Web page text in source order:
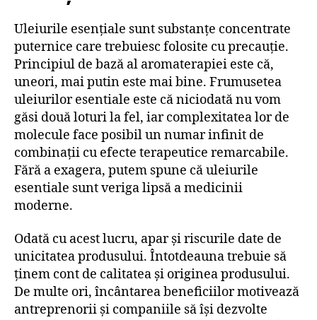
Uleiurile esențiale sunt substanțe concentrate
puternice care trebuiesc folosite cu precauție.
Principiul de bază al aromaterapiei este că,
uneori, mai putin este mai bine. Frumusetea
uleiurilor esentiale este că niciodată nu vom
găsi două loturi la fel, iar complexitatea lor de
molecule face posibil un numar infinit de
combinații cu efecte terapeutice remarcabile.
Fără a exagera, putem spune că uleiurile
esentiale sunt veriga lipsă a medicinii
moderne.
Odată cu acest lucru, apar și riscurile date de
unicitatea produsului. Întotdeauna trebuie să
ținem cont de calitatea și originea produsului.
De multe ori, încântarea beneficiilor motivează
antreprenorii și companiile să își dezvolte